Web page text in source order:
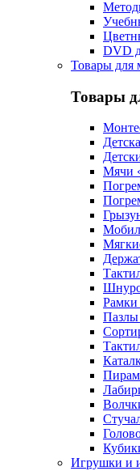
DVD
Товары для
Товары
Мячи
Пазлы
Игрушки и